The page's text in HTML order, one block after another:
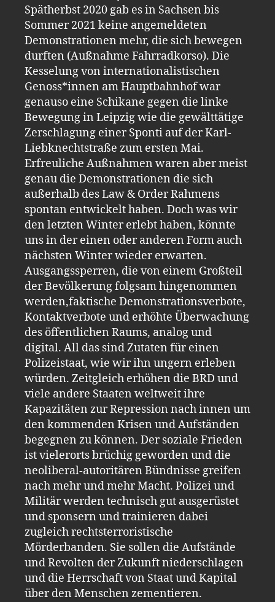
Spätherbst 2020 gab es in Sachsen bis
Sommer 2021 keine angemeldeten
Demonstrationen mehr, die sich bewegen
durften (Außnahme Fahrradkorso). Die
Kesselung von internationalistischen
Genoss*innen am Hauptbahnhof war
genauso eine Schikane gegen die linke
Bewegung in Leipzig wie die gewälttätige
Zerschlagung einer Sponti auf der Karl-
Liebknechtstraße zum ersten Mai.
Erfreuliche Außnahmen waren aber meist
genau die Demonstrationen die sich
außerhalb des Law & Order Rahmens
spontan entwickelt haben. Doch was wir
den letzten Winter erlebt haben, könnte
uns in der einen oder anderen Form auch
nächsten Winter wieder erwarten.
Ausgangssperren, die von einem Großteil
der Bevölkerung folgsam hingenommen
werden,faktische Demonstrationsverbote,
Kontaktverbote und erhöhte Überwachung
des öffentlichen Raums, analog und
digital. All das sind Zutaten für einen
Polizeistaat, wie wir ihn ungern erleben
würden. Zeitgleich erhöhen die BRD und
viele andere Staaten weltweit ihre
Kapazitäten zur Repression nach innen um
den kommenden Krisen und Aufständen
begegnen zu können. Der soziale Frieden
ist vielerorts brüchig geworden und die
neoliberal-autoritären Bündnisse greifen
nach mehr und mehr Macht. Polizei und
Militär werden technisch gut ausgerüstet
und sponsern und trainieren dabei
zugleich rechtsterroristische
Mörderbanden. Sie sollen die Aufstände
und Revolten der Zukunft niederschlagen
und die Herrschaft von Staat und Kapital
über den Menschen zementieren.